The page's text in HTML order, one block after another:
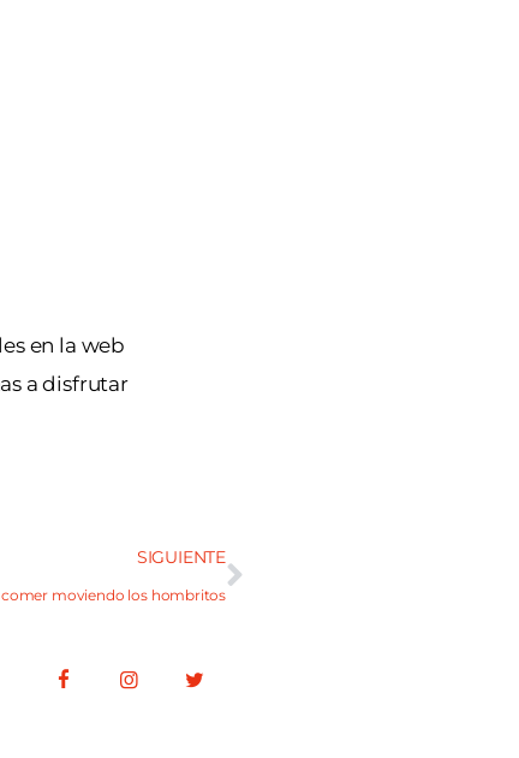
en la web
a disfrutar
SIGUIENTE
comer moviendo los hombritos